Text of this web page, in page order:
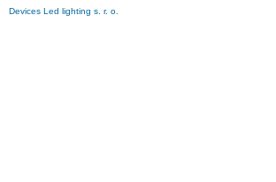
Devices Led lighting s. r. o.